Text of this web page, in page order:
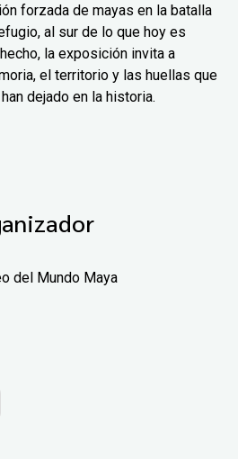
forzada de mayas en la batalla
al sur de lo que hoy es
la exposición invita a
el territorio y las huellas que
dejado en la historia.
del Mundo Maya